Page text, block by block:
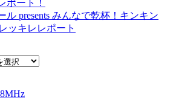
ポート！
ル presents みんなで乾杯！キンキン
ッキレレポート